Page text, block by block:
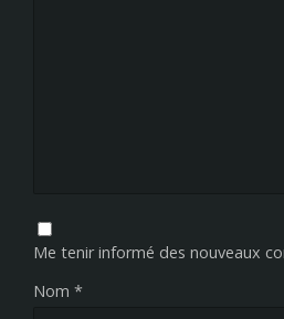
Me tenir informé des nouveaux
Nom *